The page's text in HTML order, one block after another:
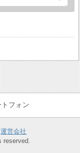
フォン
運営会社